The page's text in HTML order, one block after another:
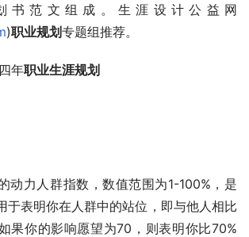
书范文组成。生涯设计公益网
)职业规划专题组推荐。
年职业生涯规划
动力人群指数，数值范围为1-100%，是
于表明你在人群中的站位，即与他人相比
果你的影响愿望为70，则表明你比70%